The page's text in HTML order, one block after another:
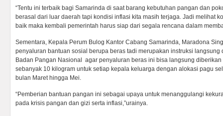
“Tentu ini terbaik bagi Samarinda di saat barang kebutuhan pangan dan
berasal dari luar daerah tapi kondisi inflasi kita masih terjaga. Jadi melihat
baik maka kembali pemerintah harus siap dari segala rencana dalam
Sementara, Kepala Perum Bulog Kantor Cabang Samarinda, Maradona
penyaluran bantuan sosial berupa beras tadi merupakan instruksi langsung
Badan Pangan Nasional agar penyaluran beras ini bisa langsung
sebanyak 10 kilogram untuk setiap kepala keluarga dengan alokasi pagu
bulan Maret hingga Mei.
“Pemberian bantuan pangan ini sebagai upaya untuk menanggulangi
pada krisis pangan dan gizi serta inflasi,”urainya.